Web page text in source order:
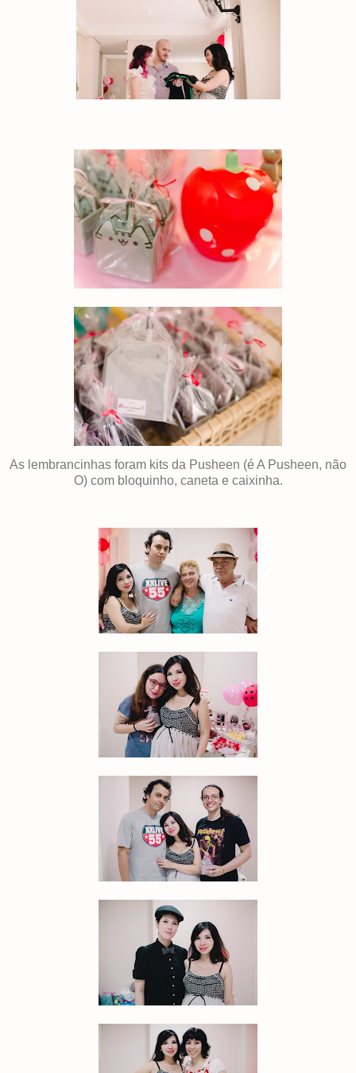
As lembrancinhas foram kits da Pusheen (é A Pusheen, não
O) com bloquinho, caneta e caixinha.